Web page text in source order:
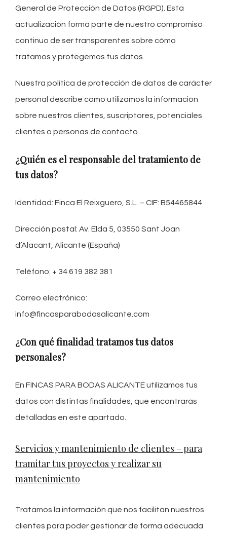
General de Protección de Datos (RGPD). Esta
actualización forma parte de nuestro compromiso
continuo de ser transparentes sobre cómo
tratamos y protegemos tus datos.
Nuestra política de protección de datos de carácter
personal describe cómo utilizamos la información
sobre nuestros clientes, suscriptores, potenciales
clientes o personas de contacto.
¿Quién es el responsable del tratamiento de
tus datos?
Identidad: Finca El Reixguero, S.L. – CIF: B54465844
Dirección postal: Av. Elda 5, 03550 Sant Joan
d’Alacant, Alicante (España)
Teléfono: + 34 619 382 381
Correo electrónico:
info@fincasparabodasalicante.com
¿Con qué finalidad tratamos tus datos
personales?
En FINCAS PARA BODAS ALICANTE utilizamos tus
datos con distintas finalidades, que encontrarás
detalladas en este apartado.
Servicios y mantenimiento de clientes – para
tramitar tus proyectos y realizar su
mantenimiento
Tratamos la información que nos facilitan nuestros
clientes para poder gestionar de forma adecuada